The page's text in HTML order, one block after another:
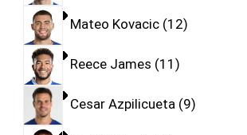
Mateo Kovacic 12
Reece James 11
Cesar Azpilicueta 9